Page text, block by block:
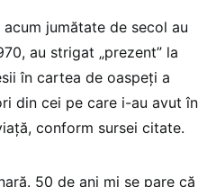
jumătate de secol au
au strigat „prezent” la
în cartea de oaspeți a
din cei pe care i-au avut în
conform sursei citate.
50 de ani mi se pare că